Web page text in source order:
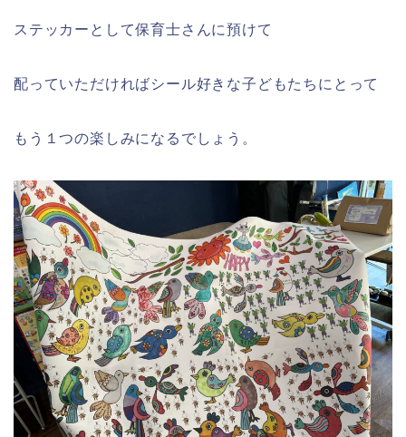
ステッカーとして保育士さんに預けて
配っていただければシール好きな子どもたちにとって
もう１つの楽しみになるでしょう。